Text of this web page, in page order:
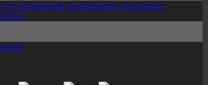
Jahresende: Geschenksets für Kunden,